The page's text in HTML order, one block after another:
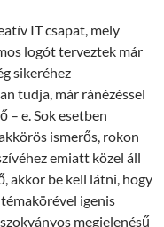
IT csapat, mely
logót terveztek már
sikeréhez
tudja, már ránézéssel
– e. Sok esetben
ismerős, rokon
emiatt közel áll
akkor be kell látni, hogy
igenis
megjelenésű